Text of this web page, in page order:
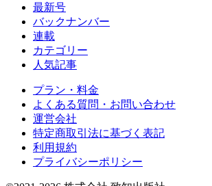
最新号
バックナンバー
連載
カテゴリー
人気記事
プラン・料金
よくある質問・お問い合わせ
運営会社
特定商取引法に基づく表記
利用規約
プライバシーポリシー